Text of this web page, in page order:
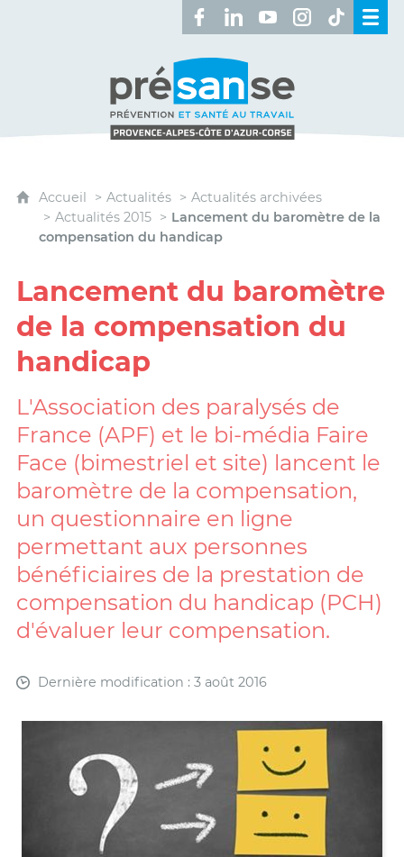
Retrouvez-nous sur Facebook
Retrouvez-nous sur
Retrouvez-nous sur
Retrouvez-
Accueil Actualités
Actualités archivées
Actualités 2015
Lancement du baromètre de la
compensation du handicap
Lancement du baromètre
de la compensation du
handicap
L'Association des paralysés de
France (APF) et le bi-média Faire
Face (bimestriel et site) lancent le
baromètre de la compensation,
un questionnaire en ligne
permettant aux personnes
bénéficiaires de la prestation de
compensation du handicap (PCH)
d'évaluer leur compensation.
Dernière modification : 3 août 2016